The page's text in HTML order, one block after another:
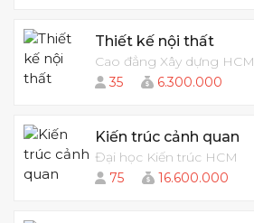
Thiết kế nội thất
Cao đẳng Xây dựng HCM
35
6.300.000
Kiến trúc cảnh quan
Đại học Kiến trúc HCM
75
16.600.000